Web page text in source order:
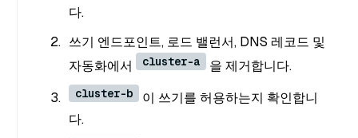
다.
쓰기 엔드포인트, 로드 밸런서, DNS 레코드 및
자동화에서
cluster-a 을 제거합니다.
cluster-b
이 쓰기를 허용하는지 확인합니
다.